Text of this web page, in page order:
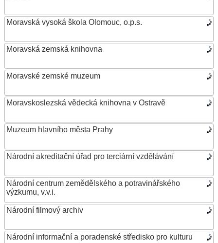
Moravská vysoká škola Olomouc, o.p.s.
Moravská zemská knihovna
Moravské zemské muzeum
Moravskoslezská vědecká knihovna v Ostravě
Muzeum hlavního města Prahy
Národní akreditační úřad pro terciární vzdělávání
Národní centrum zemědělského a potravinářského
výzkumu, v.v.i.
Národní filmový archiv
Národní informační a poradenské středisko pro kulturu